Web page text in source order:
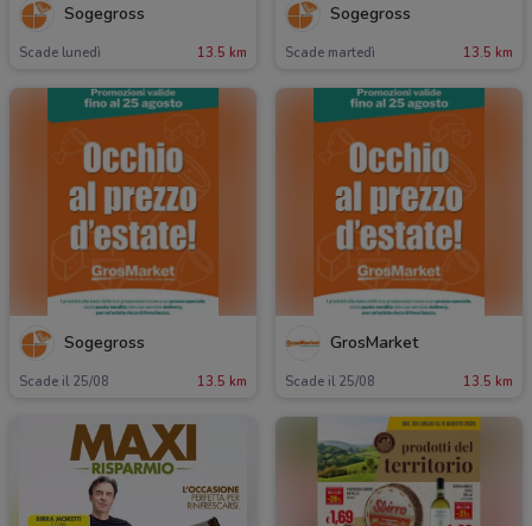
Sogegross
Scade lunedì 13.5 km
Sogegross
Scade martedì 13.5 km
Sogegross
Scade il 25/08 13.5 km
GrosMarket
Scade il 25/08 13.5 km